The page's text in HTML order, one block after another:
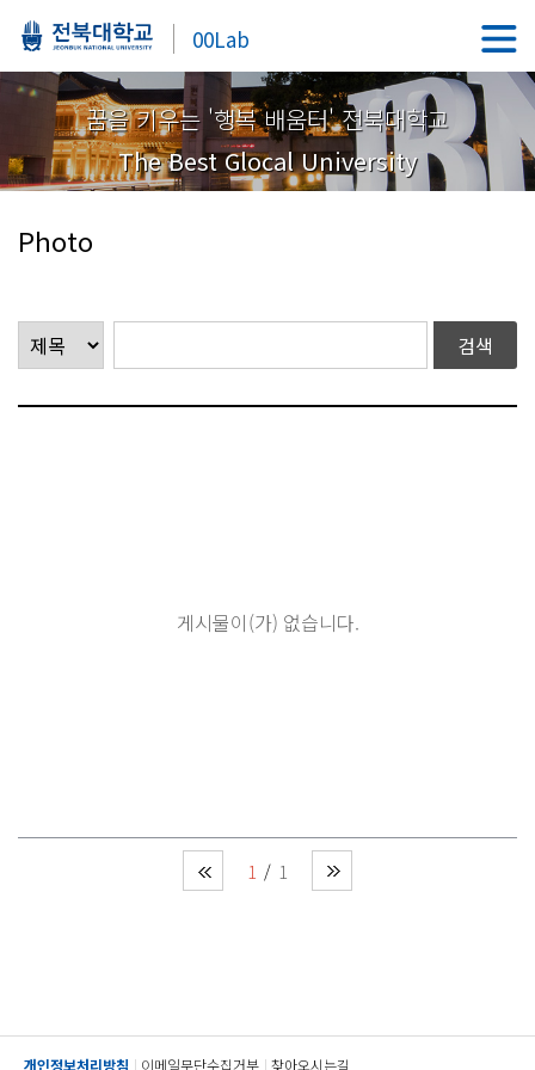
00Lab
꿈을 키우는 '행복 배움터' 전북대학교
The Best Glocal University
Photo
게시물이(가) 없습니다.
1 1
개인정보처리방침 이메일무단수집거부 찾아오시는길